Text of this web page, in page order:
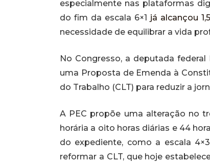
especialmente nas plataformas
do fim da escala 6×1 já alcançou
necessidade de equilibrar a vida
No Congresso, a deputada
uma Proposta de Emenda à
do Trabalho (CLT) para reduzir a
A PEC propõe uma alteração no
horária a oito horas diárias e 44
do expediente, como a escala
reformar a CLT, que hoje